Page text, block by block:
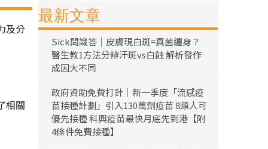
及分
相關
最新文章
Sick問識答｜皮膚現白斑=真菌纏身？
醫生教1方法分辨汗斑vs白蝕 解析發作
成因大不同
政府資助免費打針｜新一季度「流感疫
苗接種計劃」引入130萬劑疫苗 8類人可
優先接種 科興疫苗最快月底先到港【附
4條件免費接種】